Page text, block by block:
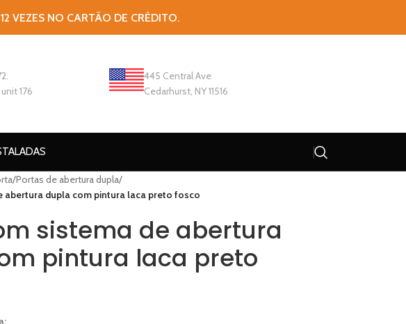
VEZES NO CARTÃO DE CRÉDITO.
176
445 Central Ave
Cedarhurst, NY 11516
/Portas de abertura dupla/
abertura dupla com pintura laca preto fosco
sistema de abertura
pintura laca preto